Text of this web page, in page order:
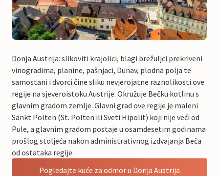
Donja Austrija: slikoviti krajolici, blagi brežuljci prekriveni
vinogradima, planine, pašnjaci, Dunav, plodna polja te
samostani i dvorci čine sliku nevjerojatne raznolikosti ove
regije na sjeveroistoku Austrije. Okružuje Bečku kotlinu s
glavnim gradom zemlje. Glavni grad ove regije je maleni
Sankt Pölten (St. Pölten ili Sveti Hipolit) koji nije veći od
Pule, a glavnim gradom postaje u osamdesetim godinama
prošlog stoljeća nakon administrativnog izdvajanja Beča
od ostataka regije.
Pogledajte kuće za odmor u Donja Austrija